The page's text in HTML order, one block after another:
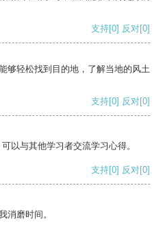
支持[0] 反对[0]
够轻松找到目的地，了解当地的风土
支持[0] 反对[0]
以与其他学习者交流学习心得。
支持[0] 反对[0]
消磨时间。